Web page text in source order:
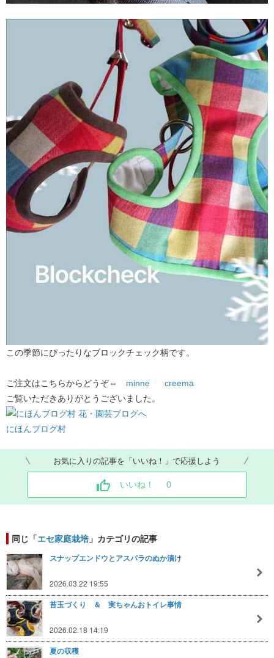
この季節にぴったりなブロックチェック柄です。
ご注文はこちらからどうぞ⇔ ​ minne
creema
ご覧いただきありがとうございました。
にほんブログ村
お気に入りの記事を「いいね！」で応援しよう
いいね！ 0
同じ「エセ家庭栽培」カテゴリの記事
スナップエンドウとアスパラのぬか漬け
2026.03.22 19:55
苔玉づくり ＆ 実ちゃんおトイレ事情
2026.02.18 14:19
夏の収穫